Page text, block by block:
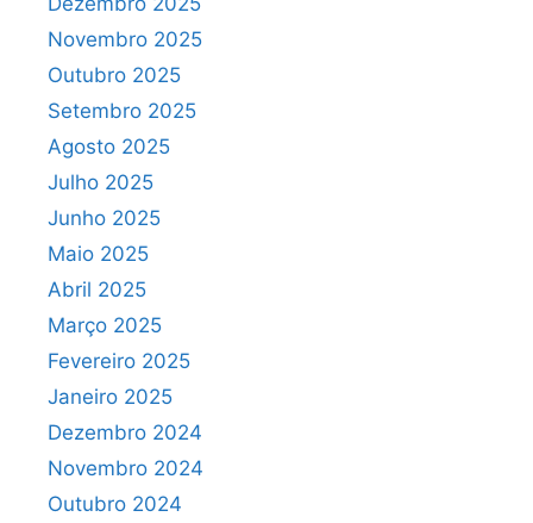
Novembro 2025
Outubro 2025
Setembro 2025
Agosto 2025
Julho 2025
Junho 2025
Maio 2025
Abril 2025
Março 2025
Fevereiro 2025
Janeiro 2025
Dezembro 2024
Novembro 2024
Outubro 2024